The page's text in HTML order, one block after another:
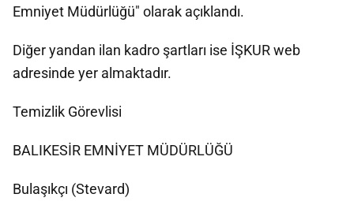
Emniyet Müdürlüğü" olarak açıklandı.
Diğer yandan ilan kadro şartları ise İŞKUR web
adresinde yer almaktadır.
Temizlik Görevlisi
BALIKESİR EMNİYET MÜDÜRLÜĞÜ
Bulaşıkçı (Stevard)